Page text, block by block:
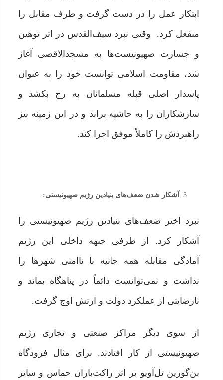
ابتکار عمل را در دست گرفت و طرف مقابل را
منفعل کرد. وقتی نبرد سیف‌القدس در اثر توهین
و جسارت صهیونیست‌ها به مسجدالاقصی آغاز
شد، مقاومت اسلامی توانست خود را به عنوان
پاسدار اصلی قبله مسلمانان به رخ بکشد و
سازشکاران را به حاشیه براند و در این زمینه نیز
راهبردش را کاملاً موفق اجرا کند.
آشکار شدن ضعف‌های بنیادین رژیم صهیونیستی:
نبرد اخیر ضعف‌های بنیادین رژیم صهیونیستی را
آشکار کرد. از طرفی جبهه داخلی این رژیم
آمادگی مقابله همه جانبه با ناامنی شهرها را
نداشت و نمی‌توانست دائماً در پناهگاه بماند و
نارضایتی از عملکرد دولت و ارتش اوج گرفت.
از سوی دیگر مراکز صنعتی و تجاری رژیم
صهیونیستی از کار افتادند. برای مثال فرودگاه
بن‌گورین تل‌آویو بر اثر راکت‌باران حماس و سایر